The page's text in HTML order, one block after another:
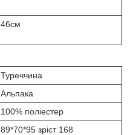
46см
Туреччина
Альпака
100% поліестер
89*70*95 зріст 168